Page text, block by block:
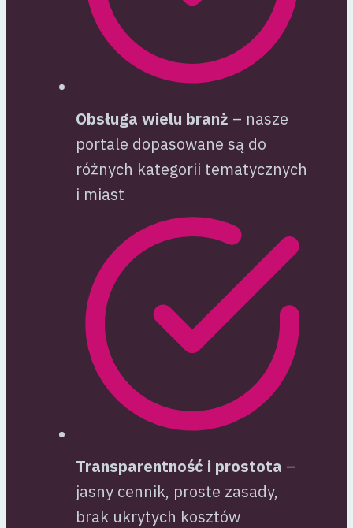
Obsługa wielu branż – nasze
portale dopasowane są do
różnych kategorii tematycznych
i miast
Transparentność i prostota –
jasny cennik, proste zasady,
brak ukrytych kosztów